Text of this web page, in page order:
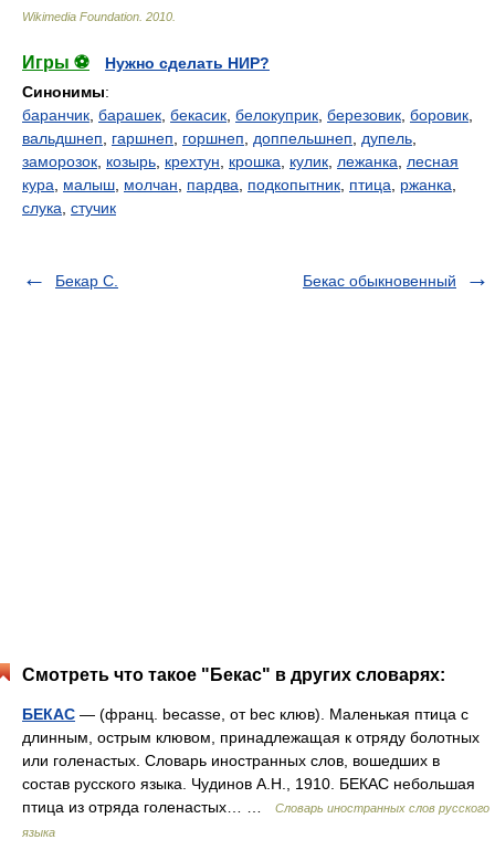
Wikimedia Foundation 2010
Игры ⚽
Нужно сделать НИР?
Синонимы:
баранчик, барашек, бекасик, белокуприк, березовик, боровик,
вальдшнеп, гаршнеп, горшнеп, доппельшнеп, дупель,
заморозок, козырь, крехтун, крошка, кулик, лежанка, лесная
кура, малыш, молчан, пардва, подкопытник, птица, ржанка,
слука, стучик
Бекар С. Бекас обыкновенный
Смотреть что такое "Бекас" в других словарях:
БЕКАС — (франц. becasse, от bec клюв). Маленькая птица с
длинным, острым клювом, принадлежащая к отряду болотных
или голенастых. Словарь иностранных слов, вошедших в
состав русского языка. Чудинов А.Н., 1910. БЕКАС небольшая
птица из отряда голенастых… …
Словарь иностранных слов русского
языка